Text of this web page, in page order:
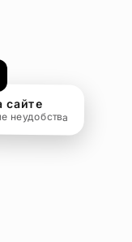
сайте
неудобства